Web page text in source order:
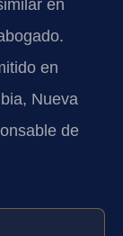
en
en
Nueva
de